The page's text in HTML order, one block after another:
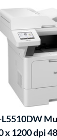
L5510DW
x 1200 dpi